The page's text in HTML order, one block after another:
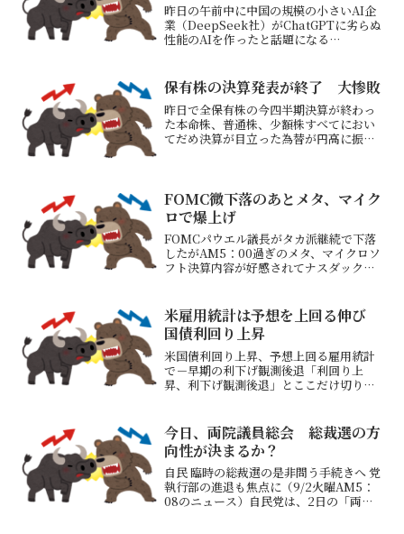
昨日の午前中に中国の規模の小さいAI企
業（DeepSeek社）がChatGPTに劣らぬ
性能のAIを作ったと話題になる
DeepSeekR1を作るのにかかった費用が
非常...
保有株の決算発表が終了 大惨敗
昨日で全保有株の今四半期決算が終わっ
た本命株、普通株、少額株すべてにおい
てだめ決算が目立った為替が円高に振れ
月は株価が上昇するとい...
FOMC微下落のあとメタ、マイク
ロで爆上げ
FOMCパウエル議長がタカ派継続で下落
したがAM5：00過ぎのメタ、マイクロソ
フト決算内容が好感されてナスダック指
50％の関税は精製製品を除外すると発言
後銅価格が20％下...
米雇用統計は予想を上回る伸び
国債利回り上昇
米国債利回り上昇、予想上回る雇用統計
で－早期の利下げ観測後退「利回り上
昇、利下げ観測後退」とここだけ切り取
るもようまたAM2:00前には中国が「貿
易交渉開始のために米国...
今日、両院議員総会 総裁選の方
向性が決まるか？
自民 臨時の総裁選の是非問う手続きへ 党
執行部の進退も焦点に（9/2火曜AM5：
08のニュース）自民党は、2日の「両院